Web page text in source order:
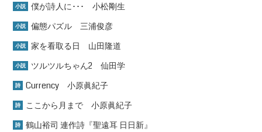
小説 僕が詩人に･･･ 小松剛生
小説 偏態パズル 三浦俊彦
小説 家を看取る日 山田隆道
小説 ツルツルちゃん2 仙田学
詩 Currency 小原眞紀子
詩 ここから月まで 小原眞紀子
詩 鶴山裕司 連作詩『聖遠耳 日日新』